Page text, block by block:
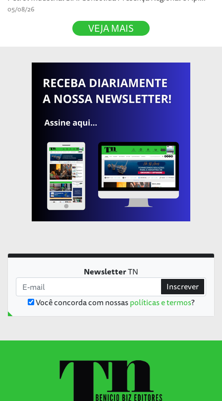
05/08/26
VEJA MAIS
NewsletterTN
Você concorda com nossaspolíticas e termos?
Inscrever